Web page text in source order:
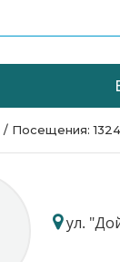
/ Посещения: 1324
ул.